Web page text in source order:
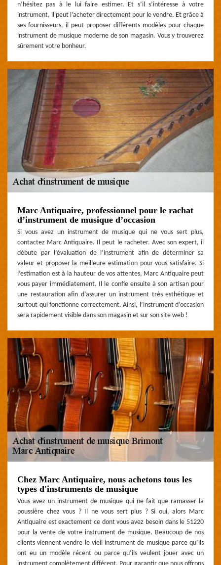
n’hésitez pas à le lui faire estimer. Et s’il s’intéresse à votre
instrument, il peut l’acheter directement pour le vendre. Et grâce à
ses fournisseurs, il peut proposer différents modèles pour chaque
instrument de musique moderne de son magasin. Vous y trouverez
sûrement votre bonheur.
Marc Antiquaire, professionnel pour le rachat
d’instrument de musique d’occasion
Si vous avez un instrument de musique qui ne vous sert plus,
contactez Marc Antiquaire. Il peut le racheter. Avec son expert, il
débute par l’évaluation de l’instrument afin de déterminer sa
valeur et proposer la meilleure estimation pour vous satisfaire. Si
l’estimation est à la hauteur de vos attentes, Marc Antiquaire peut
vous payer immédiatement. Il le confie ensuite à son artisan pour
une restauration afin d’assurer un instrument très esthétique et
surtout qui fonctionne correctement. Ainsi, l’instrument d’occasion
sera rapidement visible dans son magasin et sur son site web !
Chez Marc Antiquaire, nous achetons tous les
types d'instruments de musique
Vous avez un instrument de musique qui ne fait que ramasser la
poussière chez vous ? Il ne vous sert plus ? Si oui, alors Marc
Antiquaire est exactement ce dont vous avez besoin dans le 51220
pour la vente de votre instrument de musique. Beaucoup de nos
clients viennent vendre le vieil instrument de musique parce qu’ils
ont eu un modèle récent ou parce qu’ils veulent jouer avec un
instrument complètement différent. Pour garantir que nous offrons